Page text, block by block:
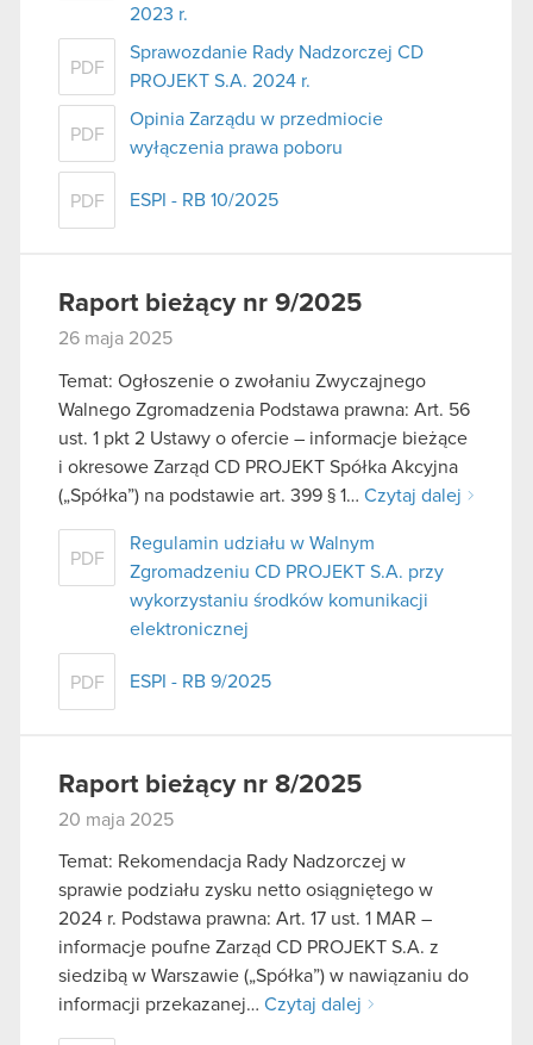
2023 r.
PDF
Sprawozdanie Rady Nadzorczej CD
PROJEKT S.A. 2024 r.
PDF
Opinia Zarządu w przedmiocie
wyłączenia prawa poboru
PDF ESPI - RB 10/2025
Raport bieżący nr 9/2025
26 maja 2025
Temat: Ogłoszenie o zwołaniu Zwyczajnego
Walnego Zgromadzenia Podstawa prawna: Art. 56
ust. 1 pkt 2 Ustawy o ofercie – informacje bieżące
i okresowe Zarząd CD PROJEKT Spółka Akcyjna
(„Spółka”) na podstawie art. 399 § 1… Czytaj dalej
PDF
Regulamin udziału w Walnym
Zgromadzeniu CD PROJEKT S.A. przy
wykorzystaniu środków komunikacji
elektronicznej
PDF ESPI - RB 9/2025
Raport bieżący nr 8/2025
20 maja 2025
Temat: Rekomendacja Rady Nadzorczej w
sprawie podziału zysku netto osiągniętego w
2024 r. Podstawa prawna: Art. 17 ust. 1 MAR –
informacje poufne Zarząd CD PROJEKT S.A. z
siedzibą w Warszawie („Spółka”) w nawiązaniu do
informacji przekazanej… Czytaj dalej